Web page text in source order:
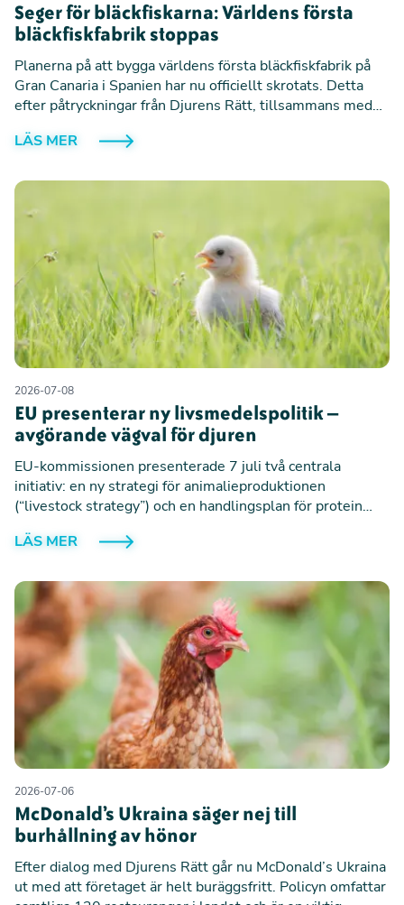
Seger för bläckfiskarna: Världens första
bläckfiskfabrik stoppas
Planerna på att bygga världens första bläckfiskfabrik på
Gran Canaria i Spanien har nu officiellt skrotats. Detta
efter påtryckningar från Djurens Rätt, tillsammans med
Beskedet är en milstolpe för bläckfiskarnas rättigheter
slipper födas upp och dödas i industriell produktion.
LÄS MER
2026-07-08
EU presenterar ny livsmedelspolitik –
avgörande vägval för djuren
EU-kommissionen presenterade 7 juli två centrala
initiativ: en ny strategi för animalieproduktionen
(“livestock strategy”) och en handlingsplan för protein
för framtidens livsmedelssystem i Europa – med stora
LÄS MER
2026-07-06
McDonald’s Ukraina säger nej till
burhållning av hönor
Efter dialog med Djurens Rätt går nu McDonald’s Ukraina
ut med att företaget är helt buräggsfritt. Policyn omfattar